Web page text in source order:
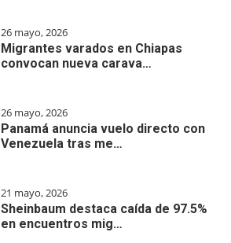
26 mayo, 2026
Migrantes varados en Chiapas
convocan nueva carava…
26 mayo, 2026
Panamá anuncia vuelo directo con
Venezuela tras me…
21 mayo, 2026
Sheinbaum destaca caída de 97.5%
en encuentros mig…